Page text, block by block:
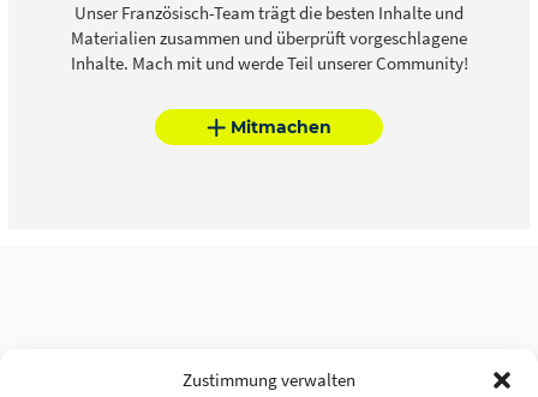
Zustimmung verwalten
Unser Französisch-Team trägt die besten Inhalte und
Materialien zusammen und überprüft vorgeschlagene
Inhalte. Mach mit und werde Teil unserer Community!
Mitmachen